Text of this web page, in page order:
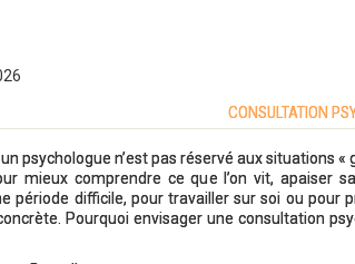
CONSULTATION
psychologue n’est pas réservé aux situations
mieux comprendre ce que l’on vit, apaiser
période difficile, pour travailler sur soi ou pour
Pourquoi envisager une consultation